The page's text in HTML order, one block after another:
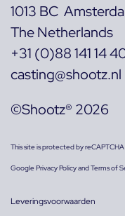
1013 BC
The Netherlands
+31 (0)88 141 14
casting@shootz.nl
©Shootz® 2026
This site is protected by
GooglePrivacy PolicyandTerms of
Leveringsvoorwaarden